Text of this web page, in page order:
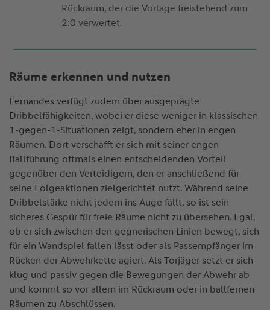
Rückraum, der die Vorlage freistehend zum
2:0 verwertet.
Räume erkennen und nutzen
Fernandes verfügt zudem über ausgeprägte
Dribbelfähigkeiten, wobei er diese weniger in klassischen
1-gegen-1-Situationen zeigt, sondern eher in engen
Räumen. Dort verschafft er sich mit seiner engen
Ballführung oftmals einen entscheidenden Vorteil
gegenüber den Verteidigern, den er anschließend für
seine Folgeaktionen zielgerichtet nutzt. Während seine
Dribbelstärke nicht jedem ins Auge fällt, so ist sein
sicheres Gespür für freie Räume nicht zu übersehen. Egal,
ob er sich zwischen den gegnerischen Linien bewegt, sich
für ein Wandspiel fallen lässt oder als Passempfänger im
Rücken der Abwehrkette agiert. Als Torjäger setzt er sich
klug und passiv gegen die Bewegungen der Abwehr ab
und kommt so vor allem im Rückraum oder in ballfernen
Räumen zu Abschlüssen.